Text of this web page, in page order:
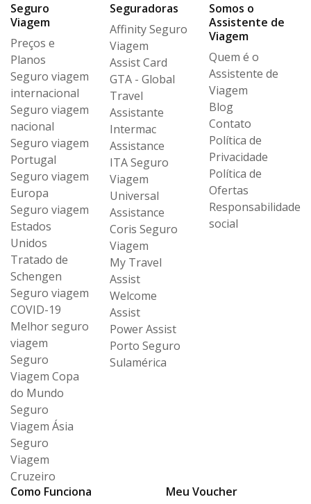
Seguro
Viagem
Preços e
Planos
Seguro viagem
internacional
Seguro viagem
nacional
Seguro viagem
Portugal
Seguro viagem
Europa
Seguro viagem
Estados
Unidos
Tratado de
Schengen
Seguro viagem
COVID-19
Melhor seguro
viagem
Seguro
Viagem Copa
do Mundo
Seguro
Viagem Ásia
Seguro
Viagem
Cruzeiro
Seguradoras
Affinity Seguro
Viagem
Assist Card
GTA - Global
Travel
Assistante
Intermac
Assistance
ITA Seguro
Viagem
Universal
Assistance
Coris Seguro
Viagem
My Travel
Assist
Welcome
Assist
Power Assist
Porto Seguro
Sulamérica
Somos o
Assistente de
Viagem
Quem é o
Assistente de
Viagem
Blog
Contato
Política de
Privacidade
Política de
Ofertas
Responsabilidade
social
Como Funciona
Meu Voucher